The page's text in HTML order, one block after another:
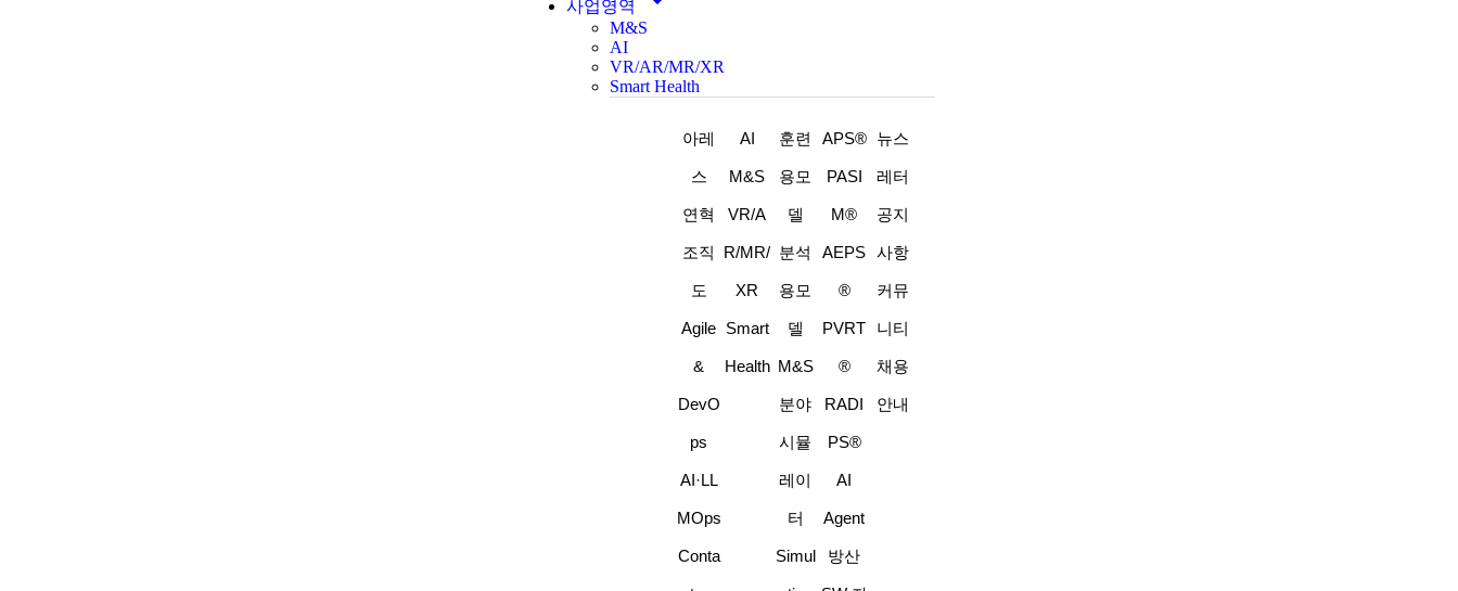
사업영역
M&S
AI
VR/AR/MR/XR
Smart Health
아레
스
연혁
조직
도
Agile
&
DevO
ps
AI·LL
MOps
Conta
AI
M&S
VR/A
R/MR/
XR
Smart
Health
훈련
용모
델
분석
용모
델
M&S
분야
시뮬
레이
터
Simul
APS®
PASI
M®
AEPS
®
PVRT
®
RADI
PS®
AI
Agent
방산
뉴스
레터
공지
사항
커뮤
니티
채용
안내